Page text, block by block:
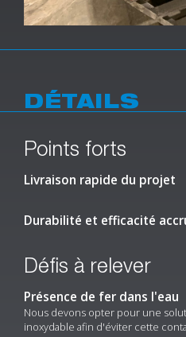
DÉTAILS
Points forts
Livraison rapide du projet
Durabilité et efficacité
Défis à relever
Présence de fer dans l'eau
Nous devons opter pour une
inoxydable afin d'éviter cette